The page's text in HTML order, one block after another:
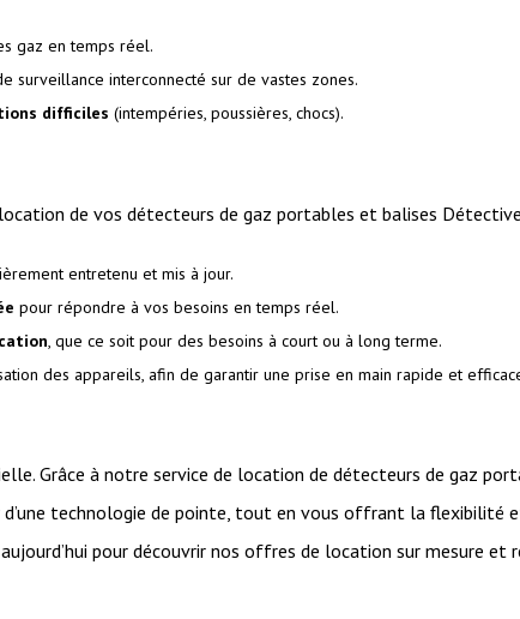
gaz en temps réel.
surveillance interconnecté sur de vastes zones.
difficiles (intempéries, poussières, chocs).
de vos détecteurs de gaz portables et balises
entretenu et mis à jour.
pour répondre à vos besoins en temps réel.
, que ce soit pour des besoins à court ou à long terme.
des appareils, afin de garantir une prise en main rapide et
Grâce à notre service de location de détecteurs de gaz
technologie de pointe, tout en vous offrant la flexibilité
pour découvrir nos offres de location sur mesure